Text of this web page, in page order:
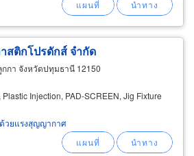
นส่วนเฟอร์นิเจอร์
สติกโปรดักส์ จำกัด
กา จังหวัดปทุมธานี 12150
Injection, PAD-SCREEN, Jig Fixture
วยแรงสุญญากาศ